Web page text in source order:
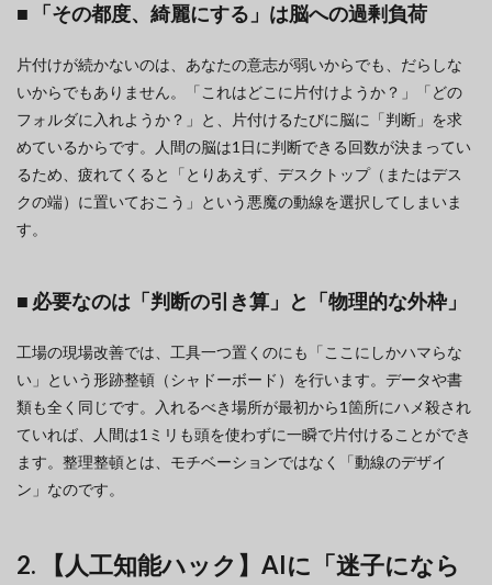
■ 「その都度、綺麗にする」は脳への過剰負荷
片付けが続かないのは、あなたの意志が弱いからでも、だらしな
いからでもありません。「これはどこに片付けようか？」「どの
フォルダに入れようか？」と、片付けるたびに脳に「判断」を求
めているからです。人間の脳は1日に判断できる回数が決まってい
るため、疲れてくると「とりあえず、デスクトップ（またはデス
クの端）に置いておこう」という悪魔の動線を選択してしまいま
す。
■ 必要なのは「判断の引き算」と「物理的な外枠」
工場の現場改善では、工具一つ置くのにも「ここにしかハマらな
い」という形跡整頓（シャドーボード）を行います。データや書
類も全く同じです。入れるべき場所が最初から1箇所にハメ殺され
ていれば、人間は1ミリも頭を使わずに一瞬で片付けることができ
ます。整理整頓とは、モチベーションではなく「動線のデザイ
ン」なのです。
2. 【人工知能ハック】AIに「迷子になら